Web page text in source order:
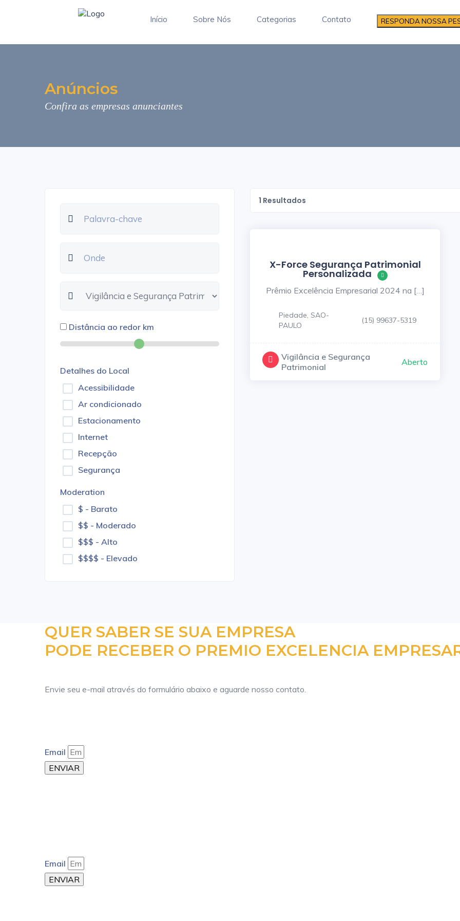
Início Sobre Nós Categorias Contato RESPONDA NOSSA
Anúncios
Confira as empresas anunciantes
Distância ao redor km
Detalhes do Local
Acessibilidade
Ar condicionado
Estacionamento
Internet
Recepção
Segurança
Moderation
$ - Barato
$$ - Moderado
$$$ - Alto
$$$$ - Elevado
1 Resultados
X-Force Segurança Patrimonial
Personalizada
Prêmio Excelência Empresarial 2024 na […]
Piedade, SAO-
PAULO
(15) 99637-5319
Vigilância e Segurança
Patrimonial
Aberto
QUER SABER SE SUA EMPRESA
PODE RECEBER O PREMIO EXCELENCIA
Envie seu e-mail através do formulário abaixo e aguarde nosso contato.
Email
ENVIAR
Email
ENVIAR